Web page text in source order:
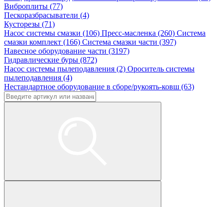
Виброплиты (77)
Пескоразбрасыватели (4)
Кусторезы (71)
Насос системы смазки (106) Пресс-масленка (260) Система
смазки комплект (166) Система смазки части (397)
Навесное оборудование части (3197)
Гидравлические буры (872)
Насос системы пылеподавления (2) Ороситель системы
пылеподавления (4)
Нестандартное оборудование в сборе/рукоять-ковш (63)